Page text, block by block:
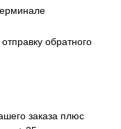
обратного
заказа плюс